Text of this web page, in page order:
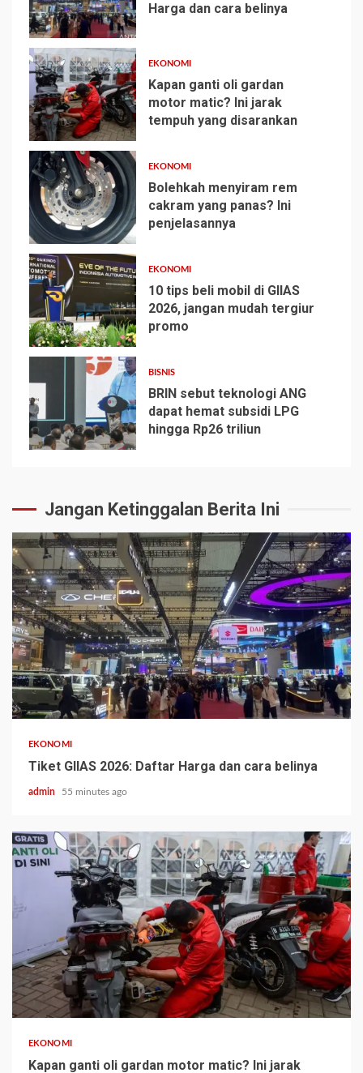
1
Harga dan cara belinya
2
EKONOMI
Kapan ganti oli gardan
motor matic? Ini jarak
tempuh yang disarankan
3
EKONOMI
Bolehkah menyiram rem
cakram yang panas? Ini
penjelasannya
4
EKONOMI
10 tips beli mobil di GIIAS
2026, jangan mudah tergiur
promo
5
BISNIS
BRIN sebut teknologi ANG
dapat hemat subsidi LPG
hingga Rp26 triliun
Jangan Ketinggalan Berita Ini
EKONOMI
Tiket GIIAS 2026: Daftar Harga dan cara belinya
admin 55 minutes ago
EKONOMI
Kapan ganti oli gardan motor matic? Ini jarak